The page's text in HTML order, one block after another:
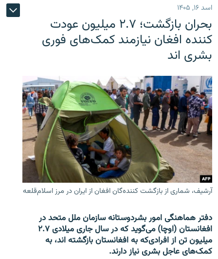
اسد ۱۶, ۱۴۰۵
بحران بازگشت؛ ۲.۷ میلیون عودت
کننده افغان نیازمند کمک‌های فوری
بشری اند
آرشیف، شماری از بازگشت کننده‌گان افغان از ایران در مرز اسلام‌قلعه
دفتر هماهنگی امور بشردوستانه سازمان ملل متحد در
افغانستان (اوچا) می‌گوید که در سال جاری میلادی ۲.۷
میلیون تن از افرادی‌که به افغانستان بازگشته اند، به
کمک‌های عاجل بشری نیاز دارند.